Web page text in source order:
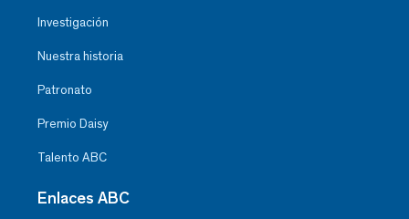
Investigación
Nuestra historia
Patronato
Premio Daisy
Talento ABC
Enlaces ABC